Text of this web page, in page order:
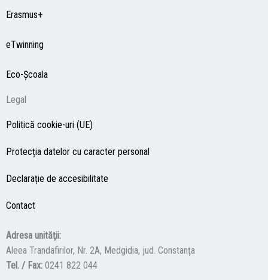
Erasmus+
eTwinning
Eco-Şcoala
Legal
Politică cookie-uri (UE)
Protecția datelor cu caracter personal
Declarație de accesibilitate
Contact
Adresa unităţii:
Aleea Trandafirilor, Nr. 2A, Medgidia, jud. Constanța
Tel. / Fax: 0241 822 044